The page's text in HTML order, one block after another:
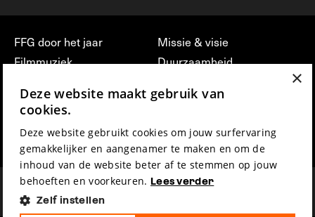
FFG door het jaar
Filmmuziek
Press & Industry
Film Fest Friends
Missie & visie
Duurzaamheid
vrijwilligerswerk bij FFG
Privacy & Disclaimer
×
Deze website maakt gebruik van
cookies.
Deze website gebruikt cookies om jouw surfervaring
gemakkelijker en aangenamer te maken en om de
inhoud van de website beter af te stemmen op jouw
behoeften en voorkeuren. Lees verder
Zelf instellen